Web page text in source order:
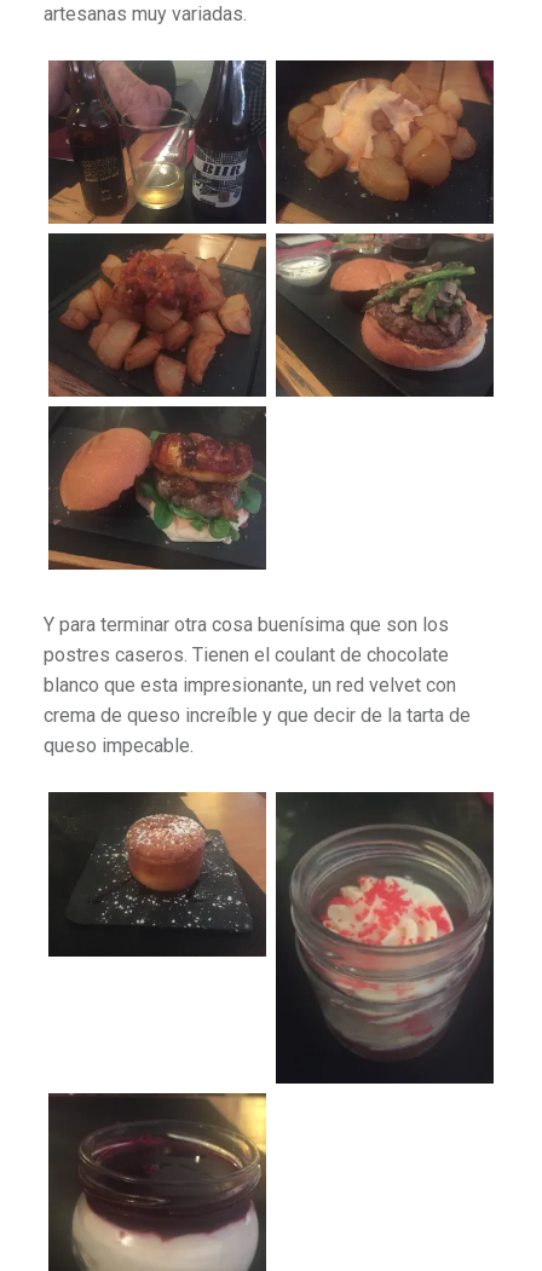
artesanas muy variadas.
Y para terminar otra cosa buenísima que son los
postres caseros. Tienen el coulant de chocolate
blanco que esta impresionante, un red velvet con
crema de queso increíble y que decir de la tarta de
queso impecable.